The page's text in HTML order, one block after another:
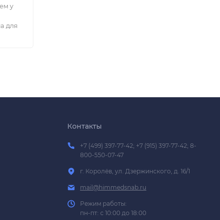
у
для
Контакты
+7 (499) 397-77-42; +7 (915) 397-77-42; 8-
800-550-07-47
г. Королёв, ул. Дзержинского, д. 16/1
mail@himmedsnab.ru
Режим работы:
пн-пт: с 10:00 до 18:00